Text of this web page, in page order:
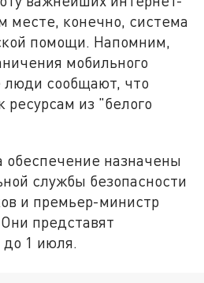
месте, конечно, система
помощи. Напомним,
мобильного
люди сообщают, что
ресурсам из "белого
обеспечение назначены
службы безопасности
и премьер-министр
представят
до 1 июля.